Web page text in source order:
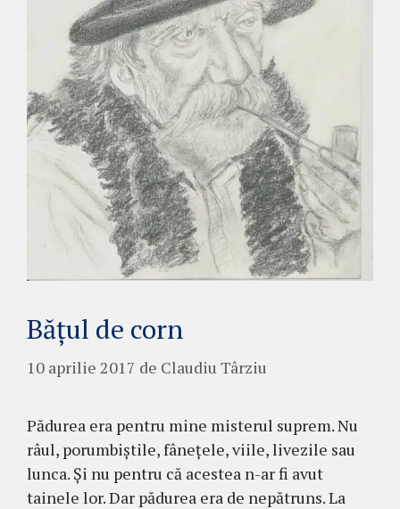
Băţul de corn
10 aprilie 2017 de Claudiu Târziu
Pădurea era pentru mine misterul suprem. Nu
râul, porumbiştile, fâneţele, viile, li­ve­zile sau
lunca. Şi nu pentru că acestea n-ar fi avut
tainele lor. Dar pădurea era de nepătruns. La